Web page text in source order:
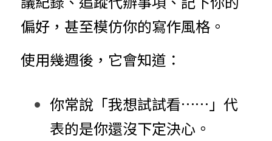
偏好，甚至模仿你的寫作風格。
使用幾週後，它會知道：
你常說「我想試試看……」代
表的是你還沒下定決心。